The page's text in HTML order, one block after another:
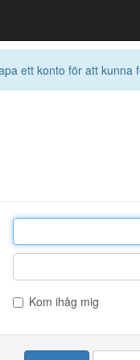
ett konto för att kunna
Kom ihåg mig